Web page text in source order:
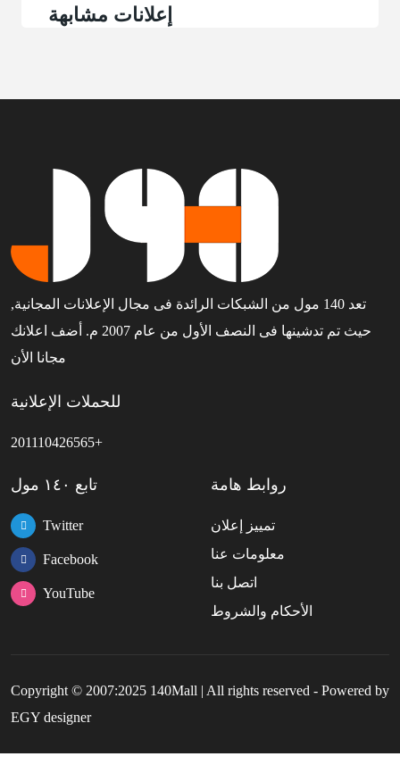
إعلانات مشابهة
تعد 140 مول من الشبكات الرائدة فى مجال الإعلانات المجانية,
حيث تم تدشينها فى النصف الأول من عام 2007 م. أضف اعلانك
مجانا الأن
للحملات الإعلانية
201110426565+
تابع ١٤٠ مول
Twitter
Facebook
YouTube
روابط هامة
تمييز إعلان
معلومات عنا
اتصل بنا
الأحكام والشروط
Copyright © 2007:2025 140Mall | All rights reserved - Powered by
EGY designer